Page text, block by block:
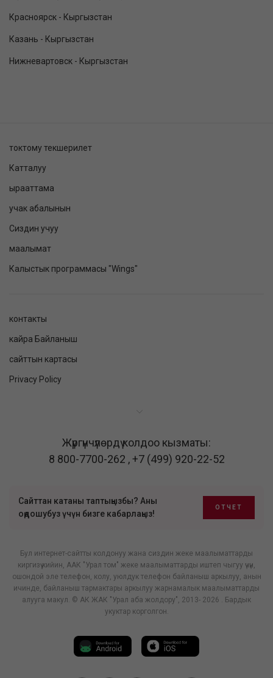
Красноярск - Кыргызстан
Казань - Кыргызстан
Нижневартовск - Кыргызстан
токтому текшерилет
Катталуу
ырааттама
учак абалынын
Сиздин учуу
маалымат
Калыстык программасы "Wings"
контакты
кайра Байланыш
сайттын картасы
Privacy Policy
Жүргүнчүлөрдү колдоо кызматы:
8 800-7700-262 ,+7 (499) 920-22-52
Сайттан катаны таптыңызбы? Аны
оңдошубуз үчүн бизге кабарлаңыз!
ОТЧЕТ
Бул интернет-сайтты колдонуу жана сиздин жеке маалыматтарды
киргизүү кийин, ААК "Урал том" жеке маалыматтарды иштеп чыгуу үчүн,
ошондой эле телефон, колу, уюлдук телефон байланыш аркылуу, анын
ичинде, байланыш тармактары аркылуу жарнамалык маалыматтарды
алууга макул. © АК ЖАК "Урал аба жолдору", 2013- 2026 . Бардык
укуктар корголгон.